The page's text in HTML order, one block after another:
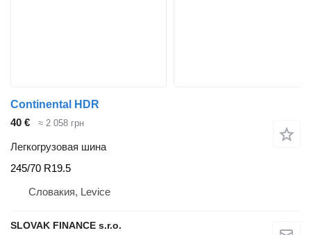
Continental HDR
40 €
≈ 2 058 грн
Легкогрузовая шина
245/70 R19.5
Словакия, Levice
SLOVAK FINANCE s.r.o.